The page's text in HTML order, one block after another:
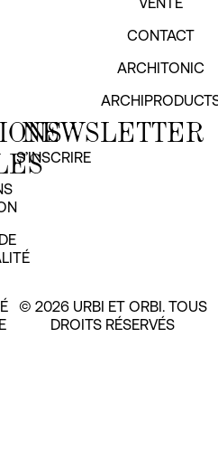
CONTACT
ARCHITONIC
NEWSLETTER
S’INSCRIRE
© 2026 URBI ET ORBI. TOUS
DROITS RÉSERVÉS